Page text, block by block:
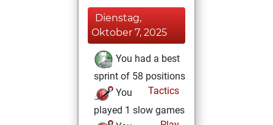
Dienstag,
Oktober 7, 2025
You had a best
sprint of 58 positions
Tactics
You
played 1 slow games